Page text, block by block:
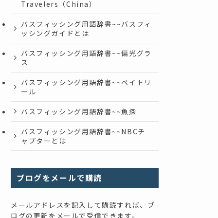
Travelers（China）
バスフィッシング用語辞書~~バスフィ
ッシングガイドとは
バスフィッシング用語辞書~~偏光グラ
ス
バスフィッシング用語辞書~~ベイトリ
ール
バスフィッシング用語辞書~~魚探
バスフィッシング用語辞書~~NBCチ
ャプターとは
ブログをメールで購読
メールアドレスを記入して購読すれば、ブ
ログの更新をメールで受信できます。